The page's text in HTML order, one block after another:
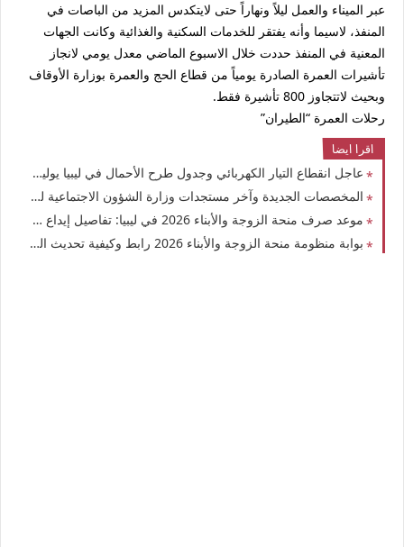
عبر الميناء والعمل ليلاً ونهاراً حتى لايتكدس المزيد من الباصات في
المنفذ، لاسيما وأنه يفتقر للخدمات السكنية والغذائية وكانت الجهات
المعنية في المنفذ حددت خلال الاسبوع الماضي معدل يومي لانجاز
تأشيرات العمرة الصادرة يومياً من قطاع الحج والعمرة بوزارة الأوقاف
وبحيث لاتتجاوز 800 تأشيرة فقط.
رحلات العمرة “الطيران”
اقرا ايضا
عاجل انقطاع التيار الكهربائي وجدول طرح الأحمال في ليبيا يوليو 2026 اعرف مواعيد القطع وعودة التيار
المخصصات الجديدة وآخر مستجدات وزارة الشؤون الاجتماعية ليبيا 2026: تفاصيل المخصصات المالية وقوائم الأسماء الجديدة
موعد صرف منحة الزوجة والأبناء 2026 في ليبيا: تفاصيل إيداع مخصصات الربع الثاني وترقب الربع الثالث
بوابة منظومة منحة الزوجة والأبناء 2026 رابط وكيفية تحديث البيانات بالرقم الوطني وضمان استمرارية الصرف للمواليد الجدد